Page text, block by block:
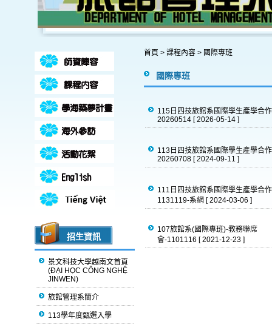
招生資訊
景文科技大學越南文首頁
(ĐẠI HỌC CÔNG NGHỆ
JINWEN)
旅館管理系簡介
113學年度甄選入學
首頁 > 課程內容 > 國際專班
國際專班
115日四技旅館系國際學生產學合
20260514 [ 2026-05-14 ]
113日四技旅館系國際學生產學合
20260708 [ 2024-09-11 ]
111日四技旅館系國際學生產學合
1131119-系網 [ 2024-03-06 ]
107旅館系(國際專班)-教務聯席
會-1101116 [ 2021-12-23 ]